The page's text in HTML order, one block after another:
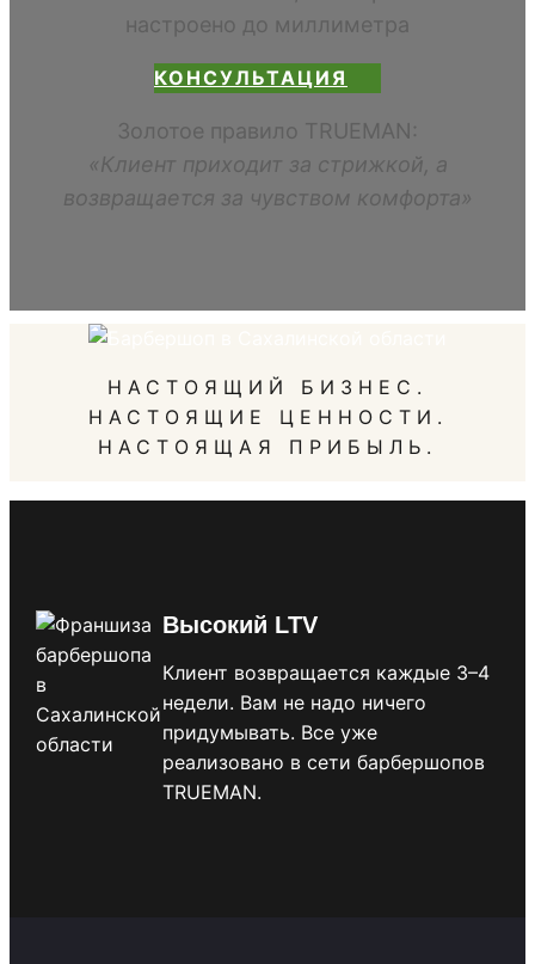
настроено до миллиметра
КОНСУЛЬТАЦИЯ
Золотое правило TRUEMAN:
«Клиент приходит за стрижкой, а
возвращается за чувством комфорта»
НАСТОЯЩИЙ БИЗНЕС.
НАСТОЯЩИЕ ЦЕННОСТИ.
НАСТОЯЩАЯ ПРИБЫЛЬ.
Высокий LTV
Клиент возвращается каждые 3–4
недели. Вам не надо ничего
придумывать. Все уже
реализовано в сети барбершопов
TRUEMAN.